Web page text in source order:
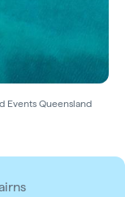
Events Queensland